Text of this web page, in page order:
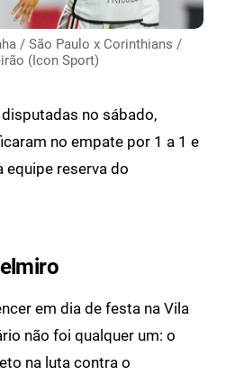
/ São Paulo x Corinthians /
(Icon Sport)
no sábado,
no empate por 1 a 1 e
equipe reserva do
em dia de festa na Vila
não foi qualquer um: o
na luta contra o